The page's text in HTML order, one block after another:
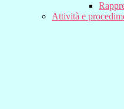
Attività e